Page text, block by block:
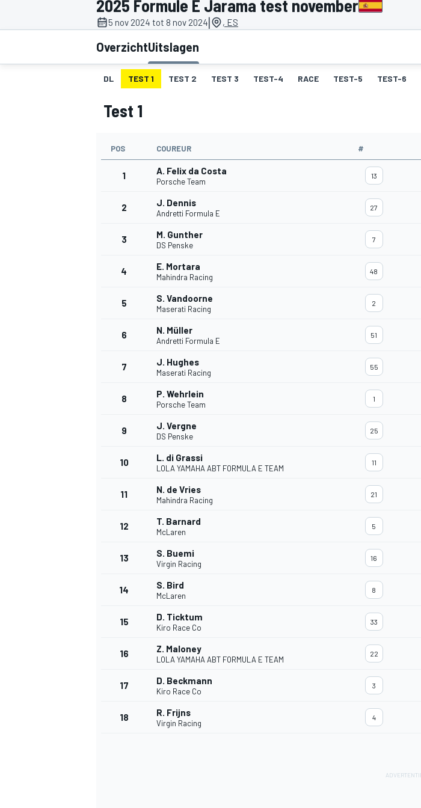
2025 Formule E Jarama test november
5 nov 2024 tot 8 nov 2024| , ES
OverzichtUitslagen
DL TEST 1 TEST 2 TEST 3 TEST-4 RACE TEST-5 TEST-6
Test 1
POS COUREUR #
1 A. Felix da Costa
Porsche Team
13
2 J. Dennis
Andretti Formula E
27
3 M. Gunther
DS Penske
7
4 E. Mortara
Mahindra Racing
48
5 S. Vandoorne
Maserati Racing
2
6 N. Müller
Andretti Formula E
51
7 J. Hughes
Maserati Racing
55
8 P. Wehrlein
Porsche Team
1
9 J. Vergne
DS Penske
25
10 L. di Grassi
LOLA YAMAHA ABT FORMULA E TEAM
11
11 N. de Vries
Mahindra Racing
21
12 T. Barnard
McLaren
5
13 S. Buemi
Virgin Racing
16
14 S. Bird
McLaren
8
15 D. Ticktum
Kiro Race Co
33
16 Z. Maloney
LOLA YAMAHA ABT FORMULA E TEAM
22
17 D. Beckmann
Kiro Race Co
3
18 R. Frijns
Virgin Racing
4